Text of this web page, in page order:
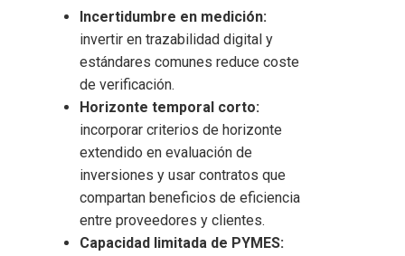
Incertidumbre en medición:
invertir en trazabilidad digital y
estándares comunes reduce coste
de verificación.
Horizonte temporal corto:
incorporar criterios de horizonte
extendido en evaluación de
inversiones y usar contratos que
compartan beneficios de eficiencia
entre proveedores y clientes.
Capacidad limitada de PYMES: